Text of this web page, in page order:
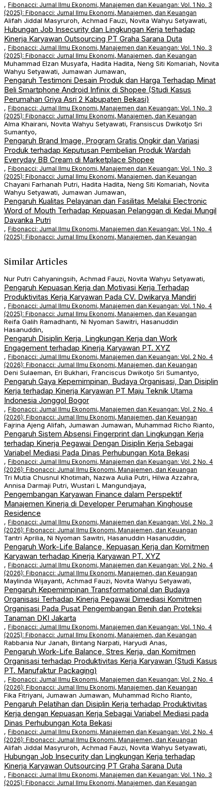
, Fibonacci: Jurnal Ilmu Ekonomi, Manajemen dan Keuangan: Vol. 1 No. 3
(2025): Fibonacci: Jurnal Ilmu Ekonomi, Manajemen, dan Keuangan
Alifah Jiddal Masyruroh, Achmad Fauzi, Novita Wahyu Setyawati,
Hubungan Job Insecurity dan Lingkungan Kerja terhadap
Kinerja Karyawan Outsourcing PT Graha Sarana Duta
, Fibonacci: Jurnal Ilmu Ekonomi, Manajemen dan Keuangan: Vol. 1 No. 3
(2025): Fibonacci: Jurnal Ilmu Ekonomi, Manajemen, dan Keuangan
Muhammad Elzan Musyafa, Hadita Hadita, Neng Siti Komariah, Novita
Wahyu Setyawati, Jumawan Jumawan,
Pengaruh Testimoni Desain Produk dan Harga Terhadap Minat
Beli Smartphone Android Infinix di Shopee (Studi Kasus
Perumahan Griya Asri 2 Kabupaten Bekasi)
, Fibonacci: Jurnal Ilmu Ekonomi, Manajemen dan Keuangan: Vol. 1 No. 3
(2025): Fibonacci: Jurnal Ilmu Ekonomi, Manajemen, dan Keuangan
Alma Khairani, Novita Wahyu Setyawati, Fransiscus Dwikotjo Sri
Sumantyo,
Pengaruh Brand Image, Program Gratis Ongkir dan Variasi
Produk terhadap Keputusan Pembelian Produk Wardah
Everyday BB Cream di Marketplace Shopee
, Fibonacci: Jurnal Ilmu Ekonomi, Manajemen dan Keuangan: Vol. 1 No. 3
(2025): Fibonacci: Jurnal Ilmu Ekonomi, Manajemen, dan Keuangan
Chayani Farhanah Putri, Hadita Hadita, Neng Siti Komariah, Novita
Wahyu Setyawati, Jumawan Jumawan,
Pengaruh Kualitas Pelayanan dan Fasilitas Melalui Electronic
Word of Mouth Terhadap Kepuasan Pelanggan di Kedai Mungil
Davanka Putri
, Fibonacci: Jurnal Ilmu Ekonomi, Manajemen dan Keuangan: Vol. 1 No. 4
(2025): Fibonacci: Jurnal Ilmu Ekonomi, Manajemen, dan Keuangan
Similar Articles
Nur Putri Cahyaningsih, Achmad Fauzi, Novita Wahyu Setyawati,
Pengaruh Kepuasan Kerja dan Motivasi Kerja Terhadap
Produktivitas Kerja Karyawan Pada CV. Dwikarya Mandiri
, Fibonacci: Jurnal Ilmu Ekonomi, Manajemen dan Keuangan: Vol. 1 No. 4
(2025): Fibonacci: Jurnal Ilmu Ekonomi, Manajemen, dan Keuangan
Reifa Galih Ramadhanti, Ni Nyoman Sawitri, Hasanuddin
Hasanuddin,
Pengaruh Disiplin Kerja, Lingkungan Kerja dan Work
Engagement terhadap Kinerja Karyawan PT. XYZ
, Fibonacci: Jurnal Ilmu Ekonomi, Manajemen dan Keuangan: Vol. 2 No. 4
(2026): Fibonacci: Jurnal Ilmu Ekonomi, Manajemen, dan Keuangan
Deni Sulaeman, Eri Bukhari, Franciscus Dwikotjo Sri Sumantyo,
Pengaruh Gaya Kepemimpinan, Budaya Organisasi, Dan Disiplin
Kerja terhadap Kinerja Karyawan PT Maju Teknik Utama
Indonesia Jonggol Bogor
, Fibonacci: Jurnal Ilmu Ekonomi, Manajemen dan Keuangan: Vol. 2 No. 4
(2026): Fibonacci: Jurnal Ilmu Ekonomi, Manajemen, dan Keuangan
Fajrina Ajeng Alifah, Jumawan Jumawan, Muhammad Richo Rianto,
Pengaruh Sistem Absensi Fingerprint dan Lingkungan Kerja
terhadap Kinerja Pegawai Dengan Disiplin Kerja Sebagai
Variabel Mediasi Pada Dinas Perhubungan Kota Bekasi
, Fibonacci: Jurnal Ilmu Ekonomi, Manajemen dan Keuangan: Vol. 2 No. 4
(2026): Fibonacci: Jurnal Ilmu Ekonomi, Manajemen, dan Keuangan
Tri Mutia Chusnul Khotimah, Nazwa Aulia Putri, Hilwa Azzahra,
Annisa Darmaji Putri, Wustari L Mangundjaya,
Pengembangan Karyawan Finance dalam Perspektif
Manajemen Kinerja di Developer Perumahan Kinghouse
Residence
, Fibonacci: Jurnal Ilmu Ekonomi, Manajemen dan Keuangan: Vol. 2 No. 3
(2026): Fibonacci: Jurnal Ilmu Ekonomi, Manajemen, dan Keuangan
Tantri Aprilia, Ni Nyoman Sawitri, Hasanuddin Hasanuddin,
Pengaruh Work-Life Balance, Kepuasan Kerja dan Komitmen
Karyawan terhadap Kinerja Karyawan PT. XYZ
, Fibonacci: Jurnal Ilmu Ekonomi, Manajemen dan Keuangan: Vol. 2 No. 4
(2026): Fibonacci: Jurnal Ilmu Ekonomi, Manajemen, dan Keuangan
Maylinda Wijayanti, Achmad Fauzi, Novita Wahyu Setyawati,
Pengaruh Kepemimpinan Transformational dan Budaya
Organisasi Terhadap Kinerja Pegawai Dimediasi Komitmen
Organisasi Pada Pusat Pengembangan Benih dan Proteksi
Tanaman DKI Jakarta
, Fibonacci: Jurnal Ilmu Ekonomi, Manajemen dan Keuangan: Vol. 1 No. 4
(2025): Fibonacci: Jurnal Ilmu Ekonomi, Manajemen, dan Keuangan
Rabbania Nur Janah, Bintang Narpati, Haryudi Anas,
Pengaruh Work-Life Balance, Stres Kerja, dan Komitmen
Organisasi terhadap Produktivitas Kerja Karyawan (Studi Kasus
PT. Manufaktur Packaging)
, Fibonacci: Jurnal Ilmu Ekonomi, Manajemen dan Keuangan: Vol. 2 No. 4
(2026): Fibonacci: Jurnal Ilmu Ekonomi, Manajemen, dan Keuangan
Fika Fitriyani, Jumawan Jumawan, Muhammad Richo Rianto,
Pengaruh Pelatihan dan Disiplin Kerja terhadap Produktivitas
Kerja dengan Kepuasan Kerja Sebagai Variabel Mediasi pada
Dinas Perhubungan Kota Bekasi
, Fibonacci: Jurnal Ilmu Ekonomi, Manajemen dan Keuangan: Vol. 2 No. 4
(2026): Fibonacci: Jurnal Ilmu Ekonomi, Manajemen, dan Keuangan
Alifah Jiddal Masyruroh, Achmad Fauzi, Novita Wahyu Setyawati,
Hubungan Job Insecurity dan Lingkungan Kerja terhadap
Kinerja Karyawan Outsourcing PT Graha Sarana Duta
, Fibonacci: Jurnal Ilmu Ekonomi, Manajemen dan Keuangan: Vol. 1 No. 3
(2025): Fibonacci: Jurnal Ilmu Ekonomi, Manajemen, dan Keuangan